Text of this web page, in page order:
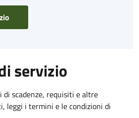
servizio
di scadenze, requisiti e altre
leggi i termini e le condizioni di